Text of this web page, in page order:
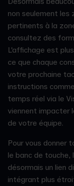
non seulement
pertinents à la
consultez des
L'affichage est
ce que chaque
votre prochaine
instructions
temps réel via le
viennent impacter
de votre équipe.
Pour vous donner
le banc de touche,
désormais un lien
intégrant plus